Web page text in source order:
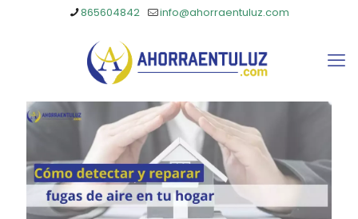
865604842 info@ahorraentuluz.com